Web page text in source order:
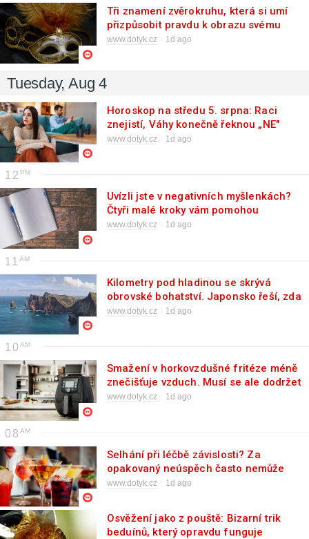
Tři znamení zvěrokruhu, která si umí
přizpůsobit pravdu k obrazu svému
www.dotyk.cz 1d ago
Tuesday, Aug 4
Horoskop na středu 5. srpna: Raci
znejistí, Váhy konečně řeknou „NE"
www.dotyk.cz 1d ago
12
Uvízli jste v negativních myšlenkách?
Čtyři malé kroky vám pomohou
přepnout mozek
www.dotyk.cz 1d ago
11
Kilometry pod hladinou se skrývá
obrovské bohatství. Japonsko řeší, zda
ho vytěžit
www.dotyk.cz 1d ago
10
Smažení v horkovzdušné fritéze méně
znečišťuje vzduch. Musí se ale dodržet
určité pravidlo
www.dotyk.cz 1d ago
08
Selhání při léčbě závislosti? Za
opakovaný neúspěch často nemůže
pacient, ale špatný systém
www.dotyk.cz 1d ago
Osvěžení jako z pouště: Bizarní trik
beduínů, který opravdu funguje